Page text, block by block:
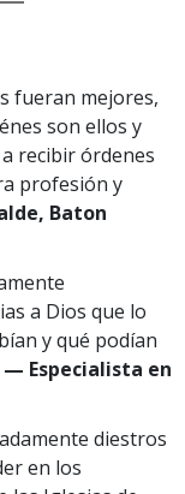
fueran mejores,
son ellos y
recibir órdenes
profesión y
Baton
a Dios que lo
y qué podían
— Especialista en
diestros
en los